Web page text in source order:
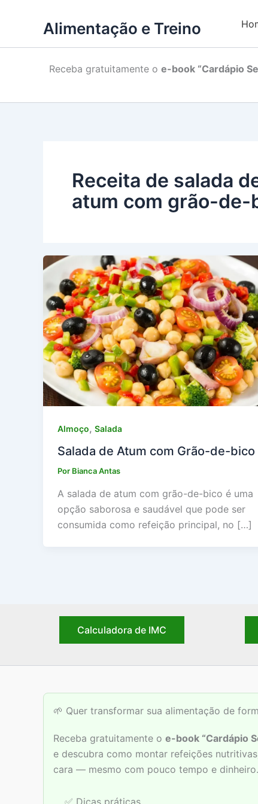
Alimentação e Treino
Receba gratuitamente o e-book “Cardápio
Receita de salada
atum com grão-de-
Almoço, Salada
Salada de Atum com Grão-de-bico
Por Bianca Antas
A salada de atum com grão-de-bico é uma
opção saborosa e saudável que pode ser
consumida como refeição principal, no […]
Calculadora de IMC
🌱 Quer transformar sua alimentação de
Receba gratuitamente o e-book “Cardápio
e descubra como montar refeições
cara — mesmo com pouco tempo e dinheiro.
✅ Dicas práticas